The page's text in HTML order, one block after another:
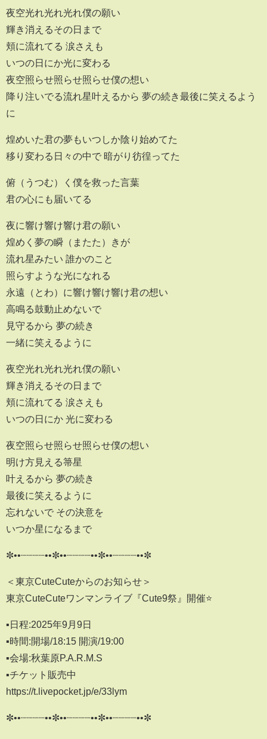
夜空光れ光れ光れ僕の願い
輝き消えるその日まで
頬に流れてる 涙さえも
いつの日にか光に変わる
夜空照らせ照らせ照らせ僕の想い
降り注いでる流れ星叶えるから 夢の続き最後に笑えるよう
に
煌めいた君の夢もいつしか陰り始めてた
移り変わる日々の中で 暗がり彷徨ってた
俯（うつむ）く僕を救った言葉
君の心にも届いてる
夜に響け響け響け君の願い
煌めく夢の瞬（またた）きが
流れ星みたい 誰かのこと
照らすような光になれる
永遠（とわ）に響け響け響け君の想い
高鳴る鼓動止めないで
見守るから 夢の続き
一緒に笑えるように
夜空光れ光れ光れ僕の願い
輝き消えるその日まで
頬に流れてる 涙さえも
いつの日にか 光に変わる
夜空照らせ照らせ照らせ僕の想い
明け方見える箒星
叶えるから 夢の続き
最後に笑えるように
忘れないで その決意を
いつか星になるまで
✼••┈┈┈┈••✼••┈┈┈┈••✼••┈┈┈┈••✼
＜東京CuteCuteからのお知らせ＞
東京CuteCuteワンマンライブ『Cute9祭』開催⭐
▪️日程:2025年9月9日
▪️時間:開場/18:15 開演/19:00
▪️会場:秋葉原P.A.R.M.S
▪️チケット販売中
https://t.livepocket.jp/e/33lym
✼••┈┈┈┈••✼••┈┈┈┈••✼••┈┈┈┈••✼